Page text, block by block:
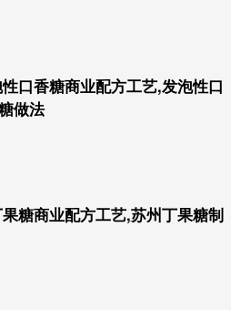
口香糖商业配方工艺,发泡性口
做法
糖商业配方工艺,苏州丁果糖制